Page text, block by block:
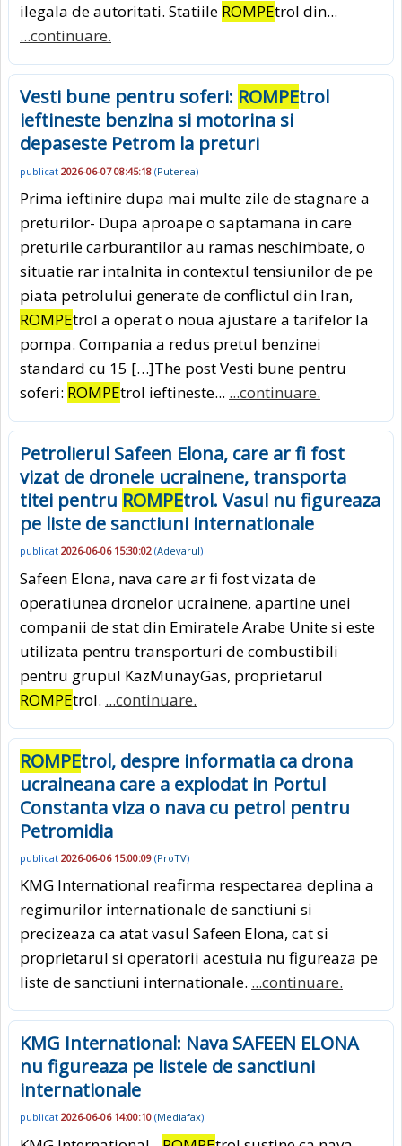
ilegala de autoritati. Statiile ROMPEtrol din...
...continuare.
Vesti bune pentru soferi: ROMPEtrol
ieftineste benzina si motorina si
depaseste Petrom la preturi
publicat 2026-06-07 08:45:18 (Puterea)
Prima ieftinire dupa mai multe zile de stagnare a
preturilor- Dupa aproape o saptamana in care
preturile carburantilor au ramas neschimbate, o
situatie rar intalnita in contextul tensiunilor de pe
piata petrolului generate de conflictul din Iran,
ROMPEtrol a operat o noua ajustare a tarifelor la
pompa. Compania a redus pretul benzinei
standard cu 15 […]The post Vesti bune pentru
soferi: ROMPEtrol ieftineste... ...continuare.
Petrolierul Safeen Elona, care ar fi fost
vizat de dronele ucrainene, transporta
titei pentru ROMPEtrol. Vasul nu figureaza
pe liste de sanctiuni internationale
publicat 2026-06-06 15:30:02 (Adevarul)
Safeen Elona, nava care ar fi fost vizata de
operatiunea dronelor ucrainene, apartine unei
companii de stat din Emiratele Arabe Unite si este
utilizata pentru transporturi de combustibili
pentru grupul KazMunayGas, proprietarul
ROMPEtrol. ...continuare.
ROMPEtrol, despre informatia ca drona
ucraineana care a explodat in Portul
Constanta viza o nava cu petrol pentru
Petromidia
publicat 2026-06-06 15:00:09 (ProTV)
KMG International reafirma respectarea deplina a
regimurilor internationale de sanctiuni si
precizeaza ca atat vasul Safeen Elona, cat si
proprietarul si operatorii acestuia nu figureaza pe
liste de sanctiuni internationale. ...continuare.
KMG International: Nava SAFEEN ELONA
nu figureaza pe listele de sanctiuni
internationale
publicat 2026-06-06 14:00:10 (Mediafax)